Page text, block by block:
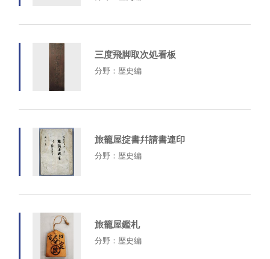
三度飛脚取次処看板
分野：歴史編
旅籠屋掟書幷請書連印
分野：歴史編
旅籠屋鑑札
分野：歴史編